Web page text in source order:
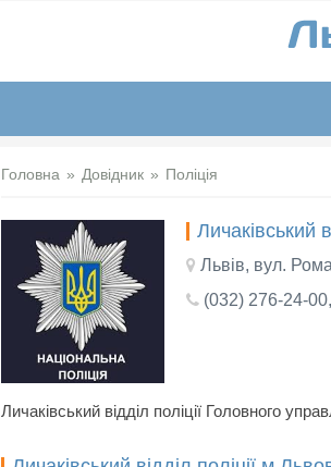
Головна Довідник Поліція
Личаківський
Львів, вул.
(032) 276-24-
Личаківський відділ поліції Головного